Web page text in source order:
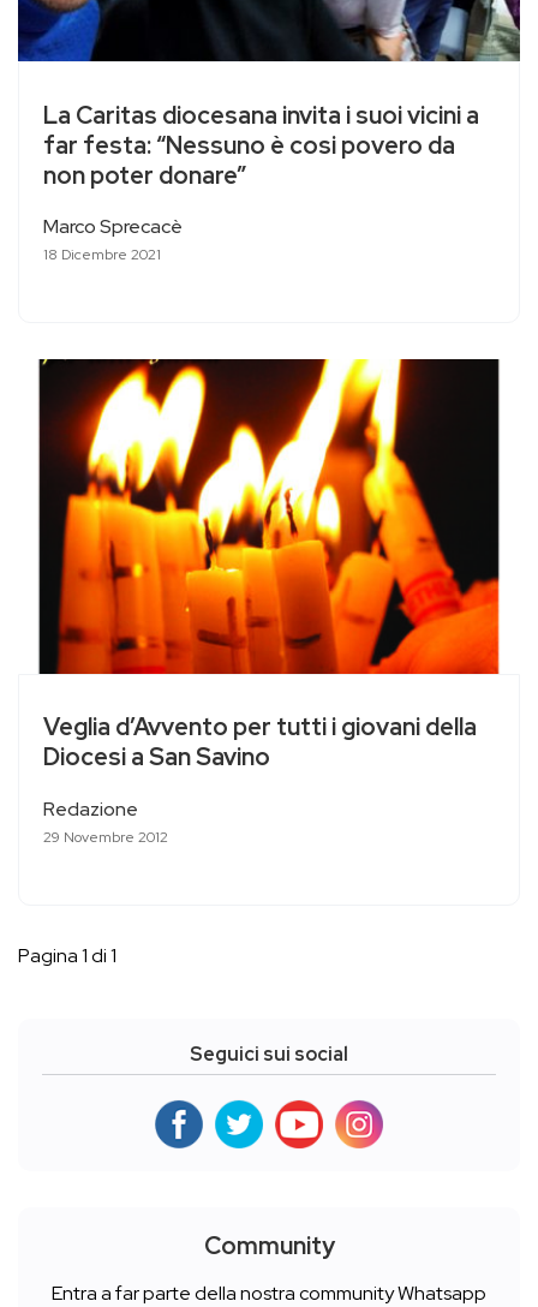
La Caritas diocesana invita i suoi vicini a
far festa: “Nessuno è cosi povero da
non poter donare”
Marco Sprecacè
18 Dicembre 2021
Veglia d’Avvento per tutti i giovani della
Diocesi a San Savino
Redazione
29 Novembre 2012
Pagina 1 di 1
Seguici sui social
Community
Entra a far parte della nostra community Whatsapp